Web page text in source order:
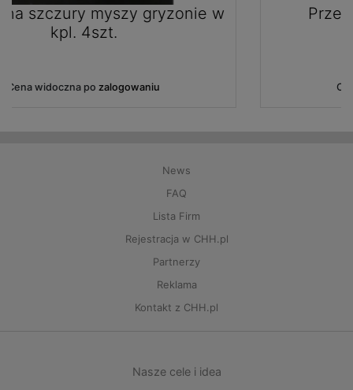
Przedłużka kątowa do bitów
Cena widoczna po
News
FAQ
Lista Firm
Rejestracja w CHH.pl
Partnerzy
Reklama
Kontakt z CHH.pl
Nasze cele i idea